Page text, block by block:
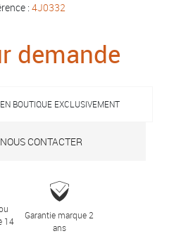
: 4J0332
demande
BOUTIQUE EXCLUSIVEMENT
NOUS CONTACTER
14
Garantie marque 2
ans